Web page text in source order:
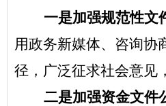
一是加强规范性文
用政务新媒体、咨询协
径，广泛征求社会意见
二是加强资金文件